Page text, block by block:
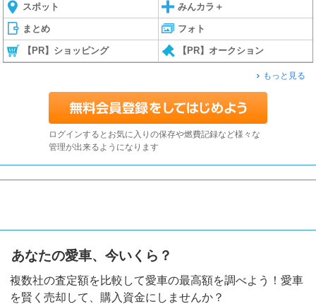
スポット みんカラ＋
まとめ フォト
【PR】ショッピング 【PR】オークション
もっと見る
ログインするとお気に入りの保存や燃費記録など様々な
管理が出来るようになります
あなたの愛車、今いくら？
複数社の査定額を比較して愛車の最高額を調べよう！愛車
を賢く売却して、購入資金にしませんか？